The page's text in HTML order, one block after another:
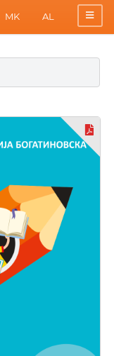
MK AL